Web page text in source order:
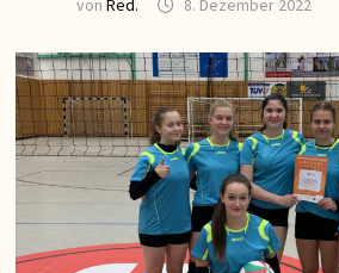
vonRed. 8. Dezember 2022